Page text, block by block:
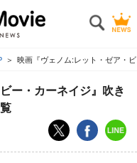
映画『ヴェノム:レット・ゼア・
ー・カーネイジ』吹き